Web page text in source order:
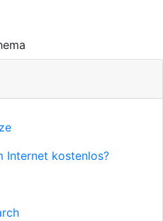
Internet kostenlos?